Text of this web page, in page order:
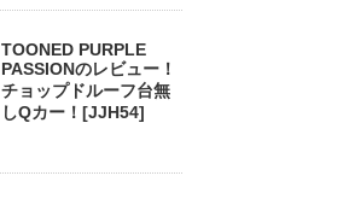
TOONED PURPLE
PASSIONのレビュー！
チョップドルーフ台無
しQカー！[JJH54]